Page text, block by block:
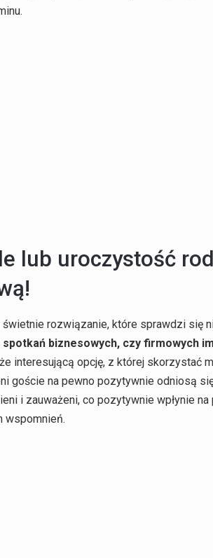
lub uroczystość
świetnie rozwiązanie, które sprawdzi się
biznesowych, czy firmowych
interesującą opcję, z której skorzystać
goście na pewno pozytywnie odniosą
i zauważeni, co pozytywnie wpłynie na
wspomnień.